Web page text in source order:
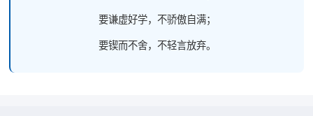
要谦虚好学，不骄傲自满；
要锲而不舍，不轻言放弃。